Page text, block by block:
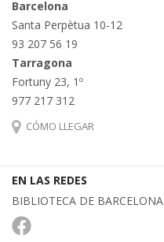
Barcelona
Santa Perpètua 10-12
93 207 56 19
Tarragona
Fortuny 23, 1º
977 217 312
CÓMO LLEGAR
EN LAS REDES
BIBLIOTECA DE BARCELONA